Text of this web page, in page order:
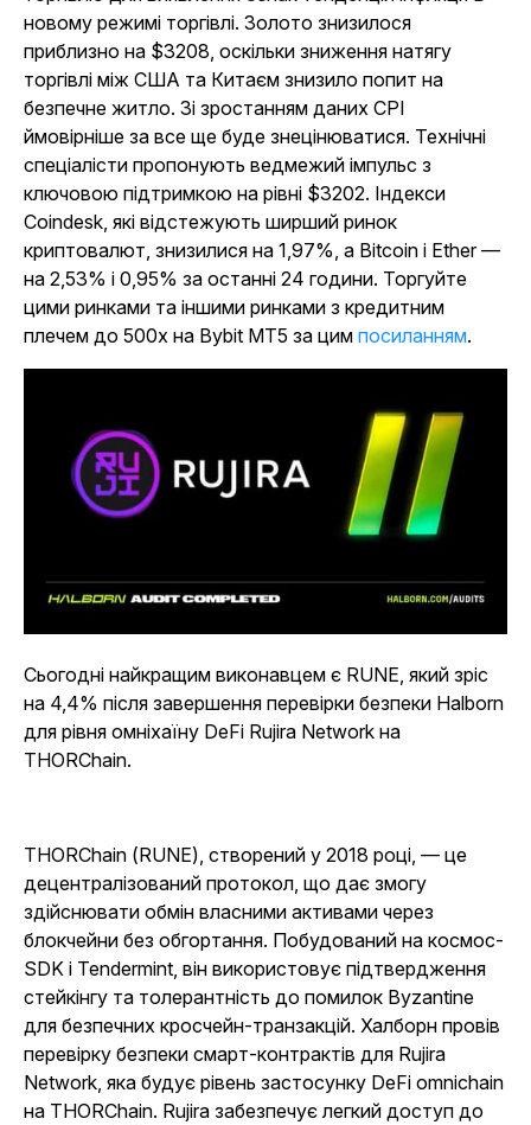
новому режимі торгівлі. Золото знизилося
приблизно на $3208, оскільки зниження натягу
торгівлі між США та Китаєм знизило попит на
безпечне житло. Зі зростанням даних CPI
ймовірніше за все ще буде знецінюватися. Технічні
спеціалісти пропонують ведмежий імпульс з
ключовою підтримкою на рівні $3202. Індекси
Coindesk, які відстежують ширший ринок
криптовалют, знизилися на 1,97%, а Bitcoin і Ether —
на 2,53% і 0,95% за останні 24 години. Торгуйте
цими ринками та іншими ринками з кредитним
плечем до 500x на Bybit MT5 за цим посиланням.
Сьогодні найкращим виконавцем є RUNE, який зріс
на 4,4% після завершення перевірки безпеки Halborn
для рівня омніхаїну DeFi Rujira Network на
THORChain.
THORChain (RUNE), створений у 2018 році, — це
децентралізований протокол, що дає змогу
здійснювати обмін власними активами через
блокчейни без обгортання. Побудований на космос-
SDK і Tendermint, він використовує підтвердження
стейкінгу та толерантність до помилок Byzantine
для безпечних кросчейн-транзакцій. Халборн провів
перевірку безпеки смарт-контрактів для Rujira
Network, яка будує рівень застосунку DeFi omnichain
на THORChain. Rujira забезпечує легкий доступ до